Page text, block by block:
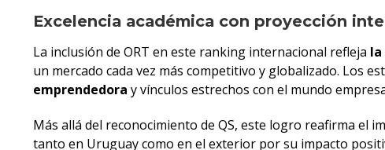
Excelencia académica con proyección
La inclusión de ORT en este ranking internacional refleja la
un mercado cada vez más competitivo y globalizado. Los
emprendedora y vínculos estrechos con el mundo
Más allá del reconocimiento de QS, este logro reafirma el
tanto en Uruguay como en el exterior por su impacto